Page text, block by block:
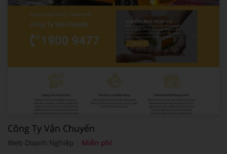
Công Ty Vận Chuyển
Web Doanh Nghiệp Miễn phí